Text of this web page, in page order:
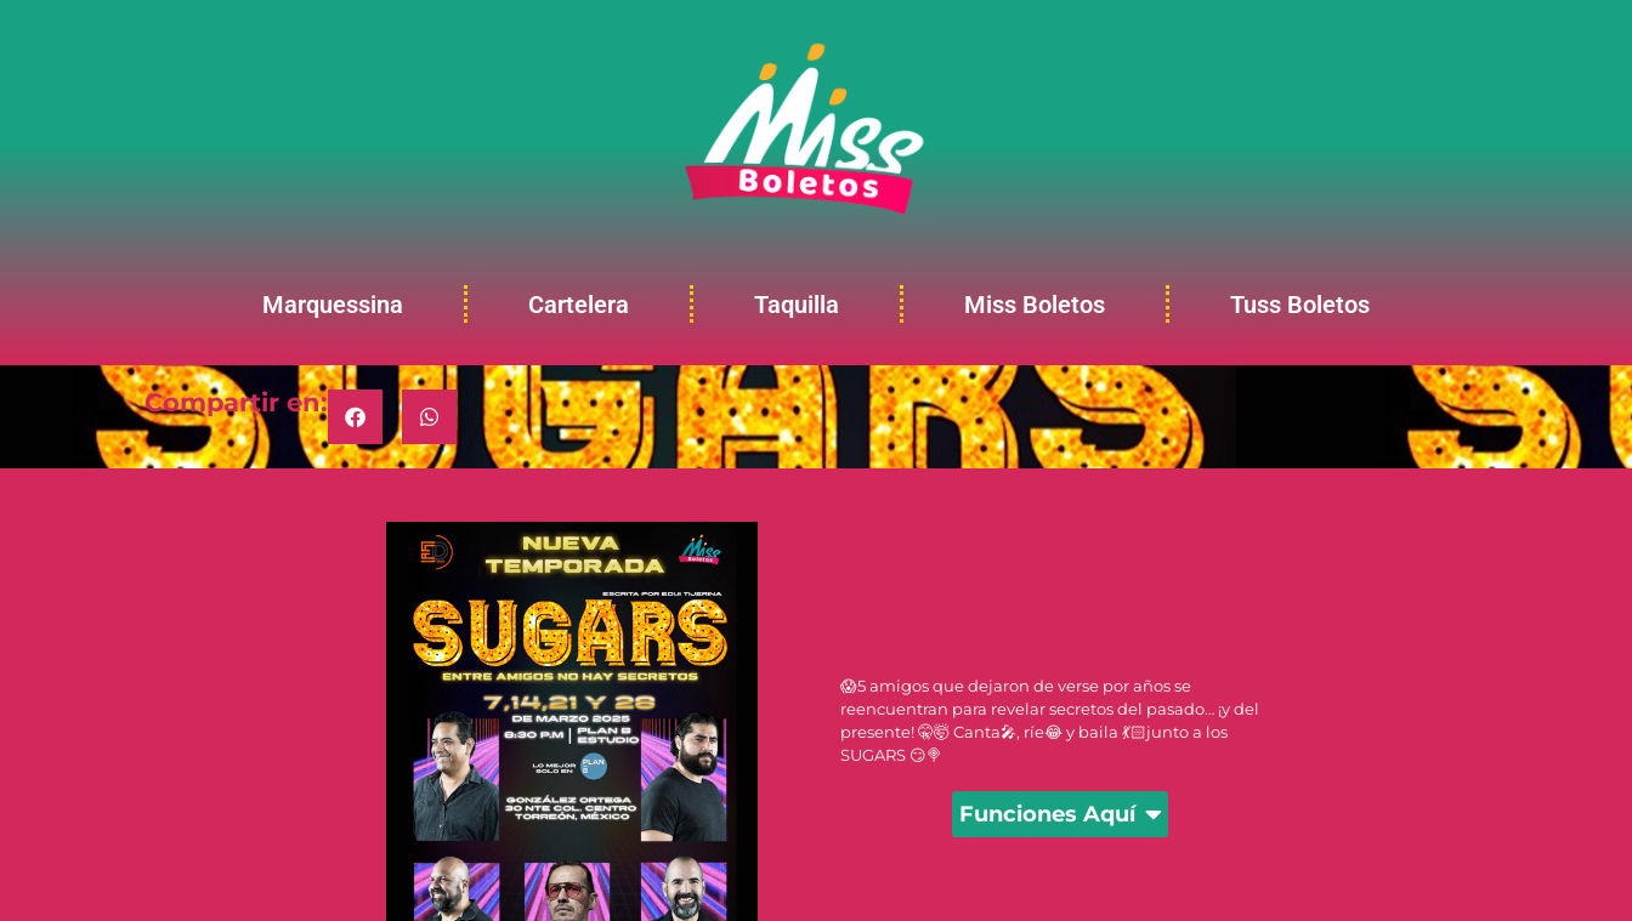
Marquessina Cartelera Taquilla Miss Boletos Tuss Boletos
Compartir en:
😱5 amigos que dejaron de verse por años se
reencuentran para revelar secretos del pasado… ¡y del
presente! 🤫🤯 Canta🎤, ríe😂 y baila 💃🏻junto a los
SUGARS 😏🍭